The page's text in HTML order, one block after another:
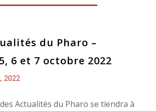
du Pharo –
6 et 7 octobre 2022
2022
Actualités du Pharo se tiendra à